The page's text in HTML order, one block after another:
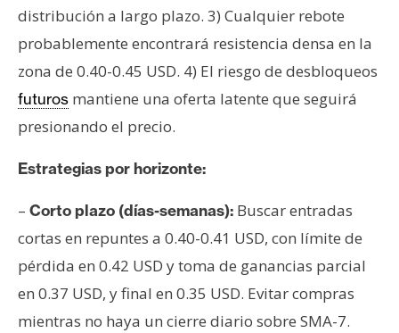
distribución a largo plazo. 3) Cualquier rebote
probablemente encontrará resistencia densa en la
zona de 0.40-0.45 USD. 4) El riesgo de desbloqueos
futuros mantiene una oferta latente que seguirá
presionando el precio.
Estrategias por horizonte:
– Corto plazo (días-semanas): Buscar entradas
cortas en repuntes a 0.40-0.41 USD, con límite de
pérdida en 0.42 USD y toma de ganancias parcial
en 0.37 USD, y final en 0.35 USD. Evitar compras
mientras no haya un cierre diario sobre SMA-7.